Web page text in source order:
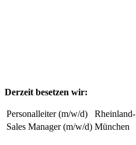
Derzeit besetzen wir:
Personalleiter (m/w/d)
Sales Manager (m/w/d) München